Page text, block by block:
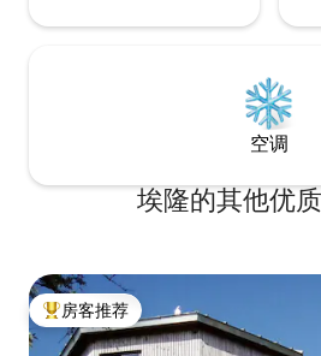
空调
埃隆的其他优
热门「房客推荐」
房客推荐